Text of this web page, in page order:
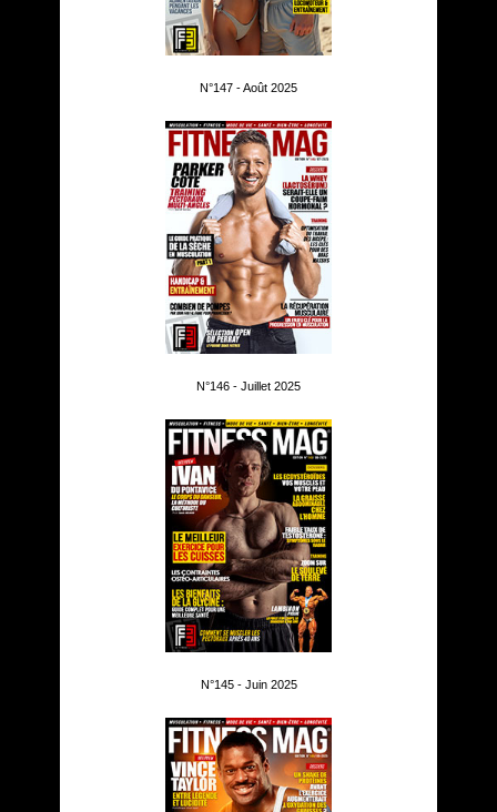
N°147 - Août 2025
N°146 - Juillet 2025
N°145 - Juin 2025